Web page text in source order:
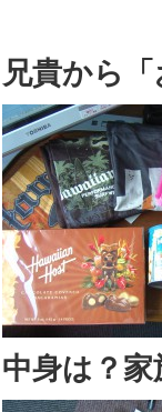
兄貴から
中身は？